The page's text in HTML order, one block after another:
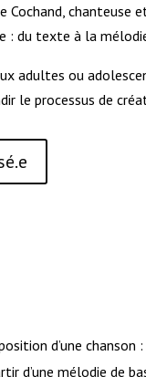
Cochand,
: du texte à la
adultes ou
le processus de
d’une
d’une mélodie de